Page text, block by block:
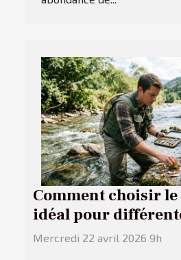
Comment choisir
idéal pour
Mercredi 22 avril 2026 9h